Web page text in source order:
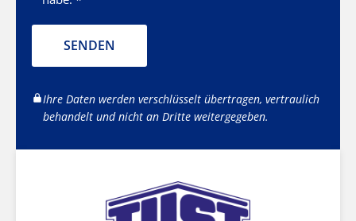
SENDEN
Ihre Daten werden verschlüsselt übertragen, vertraulich
behandelt und nicht an Dritte weitergegeben.